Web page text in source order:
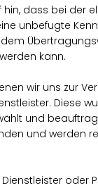
hin, dass bei der
unbefugte
kann.
wir uns zur
Diese
und
und werden
oder